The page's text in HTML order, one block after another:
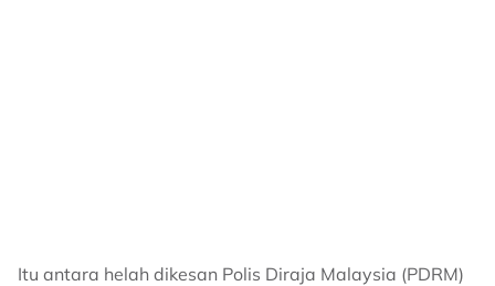
Itu antara helah dikesan Polis Diraja Malaysia (PDRM)